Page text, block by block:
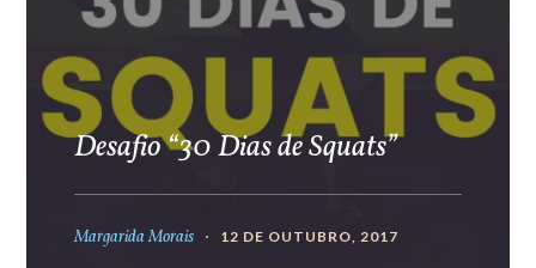
Desafio “30 Dias de Squats”
Margarida Morais 12 DE OUTUBRO, 2017